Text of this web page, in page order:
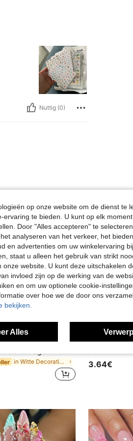
Nuttig (0)
in Witte Decoratiestickers 3.64€
op onze website om de dienst te
te bieden. U kunt op elk moment
Door "Alles accepteren" te
analyseren van het verkeer, het
en advertenties om uw winkelervaring
staat u alleen het gebruik van strikt
website. U kunt deze uitschakelen
invloed zijn op de werking van de
en om uw optionele cookie-
over hoe we de door ons
bekijken.
Alles